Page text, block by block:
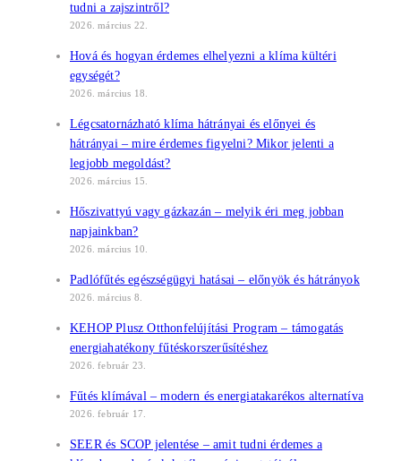
tudni a zajszintről?
2026. március 22.
Hová és hogyan érdemes elhelyezni a klíma kültéri
egységét?
2026. március 18.
Légcsatornázható klíma hátrányai és előnyei és
hátrányai – mire érdemes figyelni? Mikor jelenti a
legjobb megoldást?
2026. március 15.
Hőszivattyú vagy gázkazán – melyik éri meg jobban
napjainkban?
2026. március 10.
Padlófűtés egészségügyi hatásai – előnyök és hátrányok
2026. március 8.
KEHOP Plusz Otthonfelújítási Program – támogatás
energiahatékony fűtéskorszerűsítéshez
2026. február 23.
Fűtés klímával – modern és energiatakarékos alternatíva
2026. február 17.
SEER és SCOP jelentése – amit tudni érdemes a